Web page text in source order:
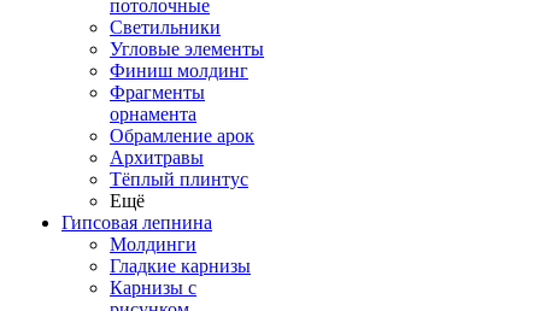
потолочные
Светильники
Угловые элементы
Финиш молдинг
Фрагменты
орнамента
Обрамление арок
Архитравы
Тёплый плинтус
Ещё
Гипсовая лепнина
Молдинги
Гладкие карнизы
Карнизы с